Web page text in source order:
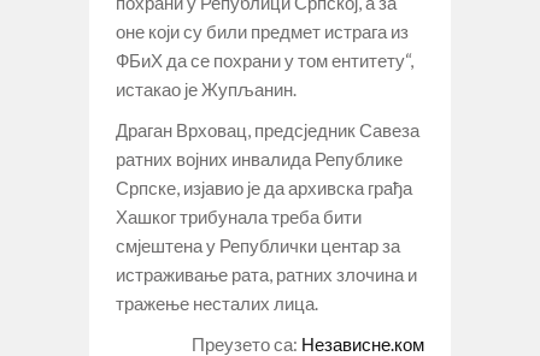
оне који су били предмет истрага из
ФБиХ да се похрани у том ентитету“,
истакао је Жупљанин.
Драган Врховац, предсједник Савеза
ратних војних инвалида Републике
Српске, изјавио је да архивска грађа
Хашког трибунала треба бити
смјештена у Републички центар за
истраживање рата, ратних злочина и
тражење несталих лица.
Преузето са: Независне.ком